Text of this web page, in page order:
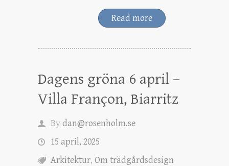
Read more
Dagens gröna 6 april –
Villa Françon, Biarritz
Bydan@rosenholm.se
15 april, 2025
Arkitektur, Om trädgårdsdesign